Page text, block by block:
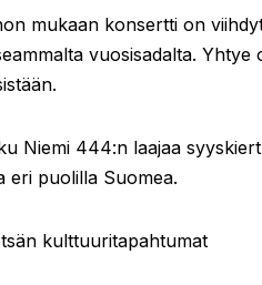
mukaan konsertti on
vuosisadalta.
Niemi 444:n laajaa
eri puolilla Suomea.
kulttuuritapahtumat